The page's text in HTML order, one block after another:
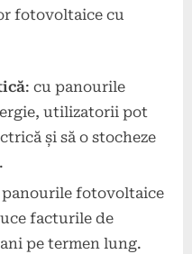
fotovoltaice cu
: cu panourile
utilizatorii pot
și să o stocheze
panourile fotovoltaice
facturile de
pe termen lung.